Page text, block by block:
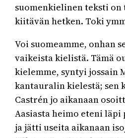
suomenkielinen teksti on
kiitävän hetken. Toki
Voi suomeamme, onhan
vaikeista kielistä. Tämä
kielemme, syntyi jossain
kantauralin kielestä; sen
Castrén jo aikanaan
Aasiasta heimo eteni läpi
ja jätti useita aikanaan